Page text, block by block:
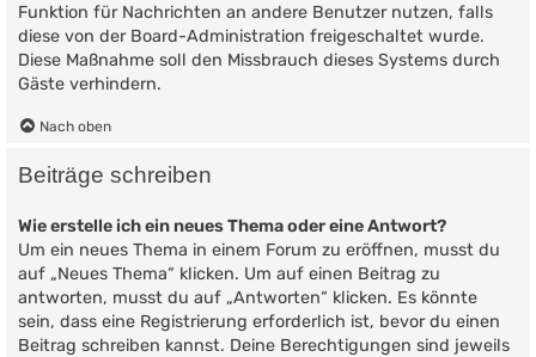
Funktion für Nachrichten an andere Benutzer nutzen, falls
diese von der Board-Administration freigeschaltet wurde.
Diese Maßnahme soll den Missbrauch dieses Systems durch
Gäste verhindern.
Nach oben
Beiträge schreiben
Wie erstelle ich ein neues Thema oder eine Antwort?
Um ein neues Thema in einem Forum zu eröffnen, musst du
auf „Neues Thema“ klicken. Um auf einen Beitrag zu
antworten, musst du auf „Antworten“ klicken. Es könnte
sein, dass eine Registrierung erforderlich ist, bevor du einen
Beitrag schreiben kannst. Deine Berechtigungen sind jeweils